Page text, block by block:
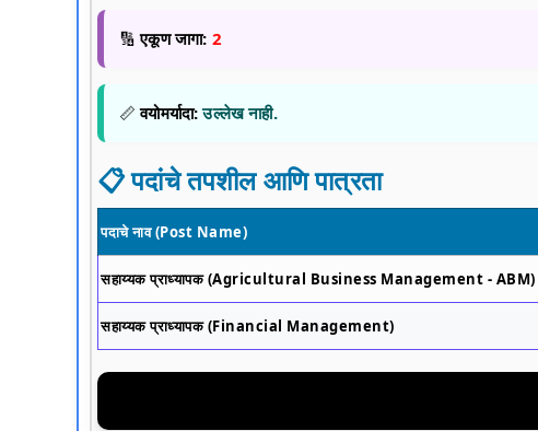
🔢एकूण जागा: 2
📏वयोमर्यादा: उल्लेख नाही.
📋 पदांचे तपशील आणि पात्रता
पदाचे नाव (Post Name)
सहाय्यक प्राध्यापक (Agricultural Business Management - ABM)
सहाय्यक प्राध्यापक (Financial Management)